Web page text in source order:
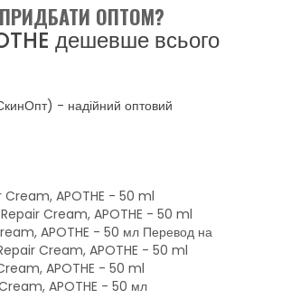
ОПТОМ?
дешевше всього
- надійний оптовий
APOTHE - 50 ml
Cream, APOTHE - 50 ml
APOTHE - 50 мл Перевод на
Cream, APOTHE - 50 ml
APOTHE - 50 ml
APOTHE - 50 мл